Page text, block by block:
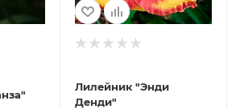
Лилейник "Энди
Денди"